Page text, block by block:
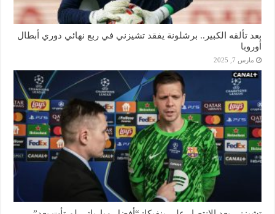
بعد تألقه الكبير.. برشلونة يفقد تشيزني في ربع نهائي دوري أبطال
أوروبا
مارس 7, 2025